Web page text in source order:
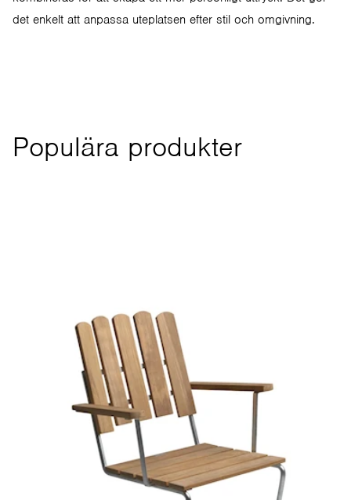
det enkelt att anpassa uteplatsen efter stil och omgivning.
Populära produkter